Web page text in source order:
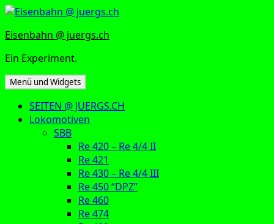
Zum
springen
Eisenbahn @ juergs.ch
Ein Experiment.
Menü und Widgets
SEITEN @ JUERGS.CH
Lokomotiven
SBB
Re 420 – Re 4/4 II
Re 421
Re 430 – Re 4/4 III
Re 450 “DPZ”
Re 460
Re 474